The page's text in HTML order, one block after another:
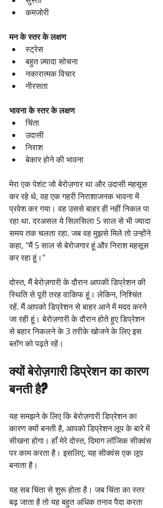
कमजोरी
मन के स्तर के लक्षण
स्ट्रेस
बहुत ज़्यादा सोचना
नकारात्मक विचार
नीरसता
भावना के स्तर के लक्षण
चिंता
उदासी
निराश
बेकार होने की भावना
मेरा एक पेशंट जो बेरोज़गार था और उदासी महसूस
कर रहे थे, वह एक गहरी निराशाजनक भावना में
प्रवेश कर गया। वह उससे बाहर ही नहीं निकल पा
रहा था. दरअसल ये सिलसिला 5 साल से भी ज्यादा
समय तक चलता रहा. जब वह मुझसे मिले तो उन्होंने
कहा, "मैं 5 साल से बेरोजगार हूं और निराश महसूस
कर रहा हूं।"
दोस्त, मैं बेरोज़गारी के दौरान आपकी डिप्रेशन की
स्थिति से पूरी तरह वाकिफ हूं। लेकिन, निश्चिंत
रहें. मैं आपको डिप्रेशन से बाहर आने में मदद करने
जा रही हूं। बेरोज़गारी के दौरान होते हुए डिप्रेशन
से बहार निकलने के 3 तरीके खोजने के लिए इस
ब्लॉग को पढ़ते रहें।
क्यों बेरोज़गारी डिप्रेशन का कारण
बनती है?
यह समझने के लिए कि बेरोज़गारी डिप्रेशन का
कारण क्यों बनती है, आपको डिप्रेशन लूप के बारे में
सीखना होगा। हाँ मेरे दोस्त, दिमाग लॉजिक सीक्वंस
पर काम करता है। इसलिए, यह सीक्वंस एक लूप
बनाता है।
यह सब चिंता से शुरू होता है। जब चिंता का स्तर
बढ़ जाता है तो यह बहुत अधिक तनाव पैदा करता